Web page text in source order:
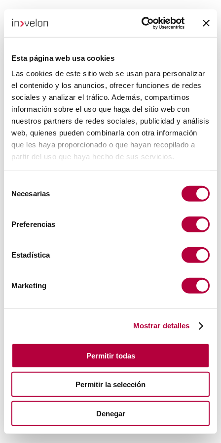
Esta página web usa cookies
Las cookies de este sitio web se usan para personalizar
el contenido y los anuncios, ofrecer funciones de redes
sociales y analizar el tráfico. Además, compartimos
información sobre el uso que haga del sitio web con
nuestros partners de redes sociales, publicidad y análisis
web, quienes pueden combinarla con otra información
que les haya proporcionado o que hayan recopilado a
partir del uso que haya hecho de sus servicios.
Necesarias
Preferencias
Estadística
Marketing
Mostrar detalles
Permitir todas
Permitir la selección
Denegar